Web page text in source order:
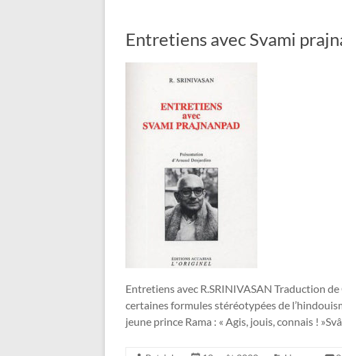
Entretiens avec Svami
Entretiens avec R.SRINIVASAN Traduction
certaines formules stéréotypées de
jeune prince Rama : « Agis, jouis, connais !